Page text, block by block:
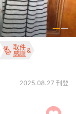
取件
感謝
2025.08.27 刊登